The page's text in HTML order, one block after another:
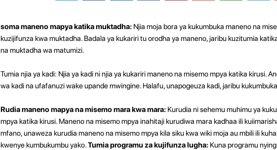
soma maneno mapya katika muktadha: Njia moja bora ya kukumbuka maneno na
kuzijifunza kwa muktadha. Badala ya kukariri tu orodha ya maneno, jaribu kuzitumia
na muktadha wa matumizi.
Tumia njia ya kadi: Njia ya kadi ni njia ya kukariri maneno na misemo mpya katika kirusi.
wa kadi na ufafanuzi wake upande mwingine. Halafu, unapogeuza kadi, jaribu
Rudia maneno mapya na misemo mara kwa mara: Kurudia ni sehemu muhimu ya
mpya katika kirusi. Maneno na misemo mpya inahitaji kurudiwa mara kadhaa ili
mfano, unaweza kurudia maneno na misemo mpya kila siku kwa wiki moja au mbili ili
kwenye kumbukumbu yako.Tumia programu za kujifunza lugha: Kuna programu